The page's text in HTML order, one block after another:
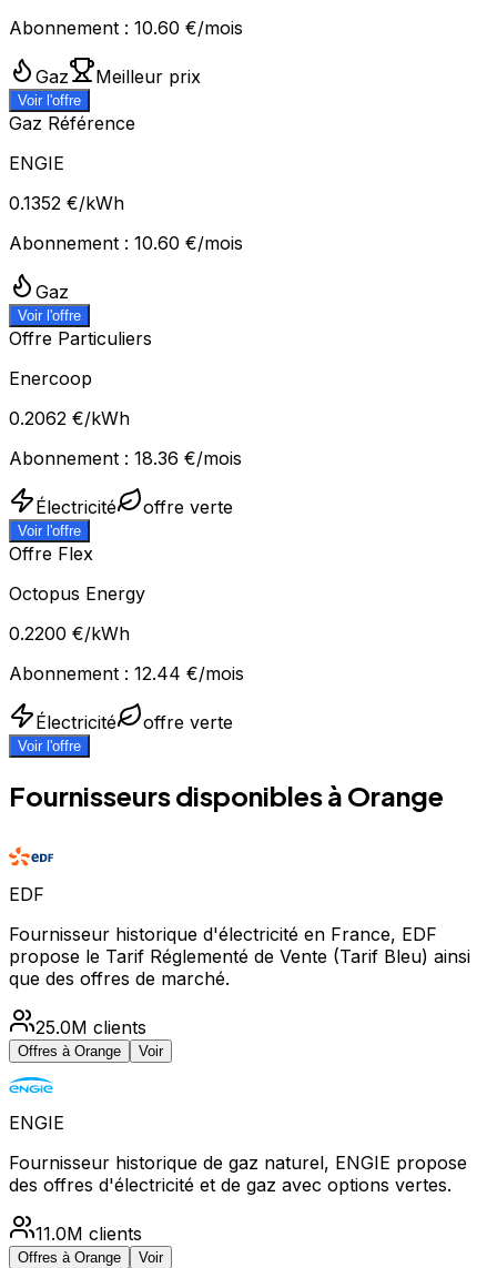
Abonnement : 10.60 €/mois
Gaz Meilleur prix
Voir l'offre
Gaz Référence
ENGIE
0.1352 €/kWh
Abonnement : 10.60 €/mois
Gaz
Voir l'offre
Offre Particuliers
Enercoop
0.2062 €/kWh
Abonnement : 18.36 €/mois
Électricité offre verte
Voir l'offre
Offre Flex
Octopus Energy
0.2200 €/kWh
Abonnement : 12.44 €/mois
Électricité offre verte
Voir l'offre
Fournisseurs disponibles à Orange
EDF
Fournisseur historique d'électricité en France, EDF
propose le Tarif Réglementé de Vente (Tarif Bleu) ainsi
que des offres de marché.
25.0M clients
Offres à Orange Voir
ENGIE
Fournisseur historique de gaz naturel, ENGIE propose
des offres d'électricité et de gaz avec options vertes.
11.0M clients
Offres à Orange Voir